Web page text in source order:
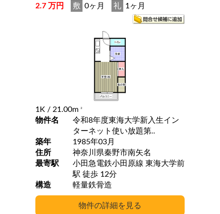
2.7 万円 敷 0ヶ月 礼 1ヶ月
1K / 21.00m 2
物件名
令和8年度東海大学新入生イン
ターネット使い放題第..
築年
1985年03月
住所
神奈川県秦野市南矢名
最寄駅
小田急電鉄小田原線 東海大学前
駅 徒歩 12分
構造
軽量鉄骨造